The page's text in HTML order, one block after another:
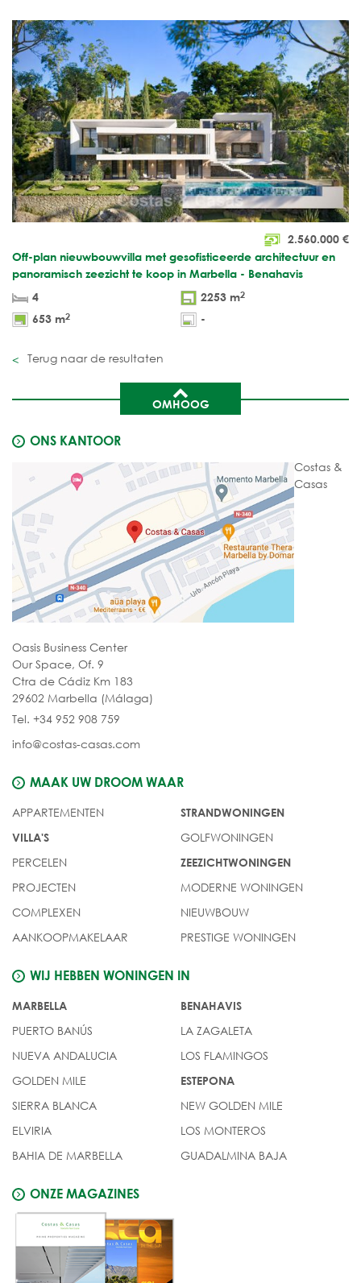
2.560.000 €
Off-plan nieuwbouwvilla met gesofisticeerde architectuur en
panoramisch zeezicht te koop in Marbella - Benahavis
4
2253 m2
653 m2 -
Terug naar de resultaten
OMHOOG
ONS KANTOOR
Costas &
Casas
Oasis Business Center
Our Space, Of. 9
Ctra de Cádiz Km 183
29602 Marbella (Málaga)
Tel. +34 952 908 759
info@costas-casas.com
MAAK UW DROOM WAAR
APPARTEMENTEN
VILLA'S
PERCELEN
PROJECTEN
COMPLEXEN
AANKOOPMAKELAAR
STRANDWONINGEN
GOLFWONINGEN
ZEEZICHTWONINGEN
MODERNE WONINGEN
NIEUWBOUW
PRESTIGE WONINGEN
WIJ HEBBEN WONINGEN IN
MARBELLA
PUERTO BANÚS
NUEVA ANDALUCIA
GOLDEN MILE
SIERRA BLANCA
ELVIRIA
BAHIA DE MARBELLA
BENAHAVIS
LA ZAGALETA
LOS FLAMINGOS
ESTEPONA
NEW GOLDEN MILE
LOS MONTEROS
GUADALMINA BAJA
ONZE MAGAZINES